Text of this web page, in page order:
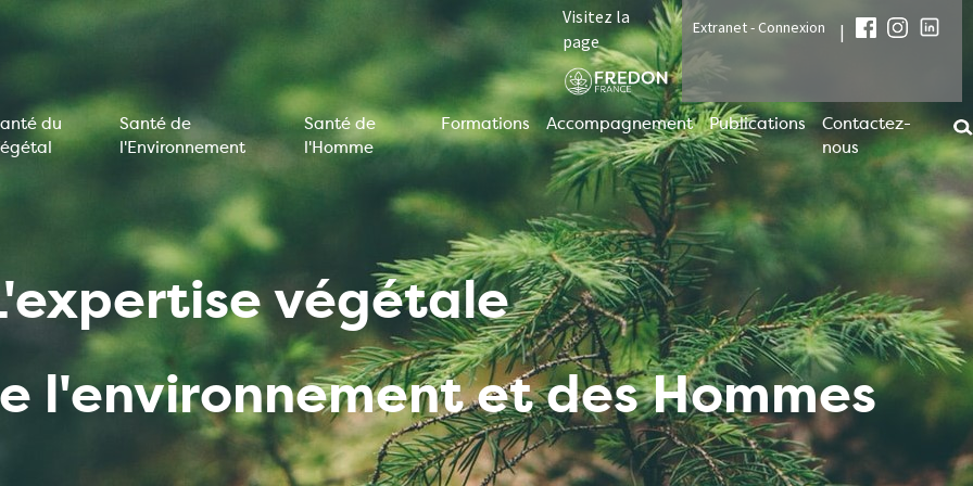
Visitez la
page
Extranet - Connexion |
du
Santé de
l'Environnement
Santé de
l'Homme
Formations Accompagnement Publications
Contactez-
nous
végétale
l'environnement et des Hommes